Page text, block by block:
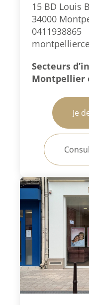
15 BD Louis
34000
0411938865
Secteurs
Montpellier
Je